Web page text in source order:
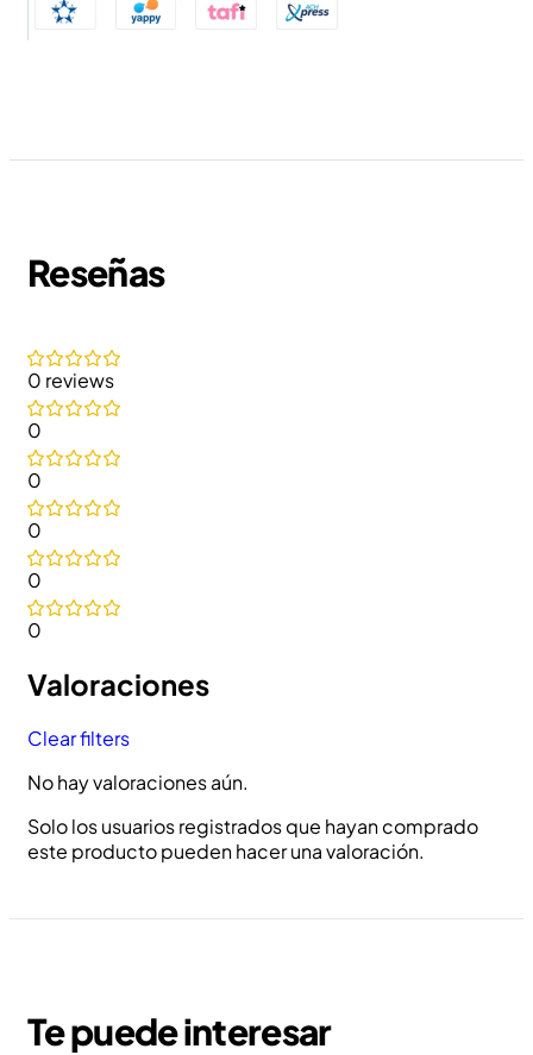
Reseñas
0 reviews
0
0
0
0
0
Valoraciones
Clear filters
No hay valoraciones aún.
Solo los usuarios registrados que hayan comprado
este producto pueden hacer una valoración.
Te puede interesar